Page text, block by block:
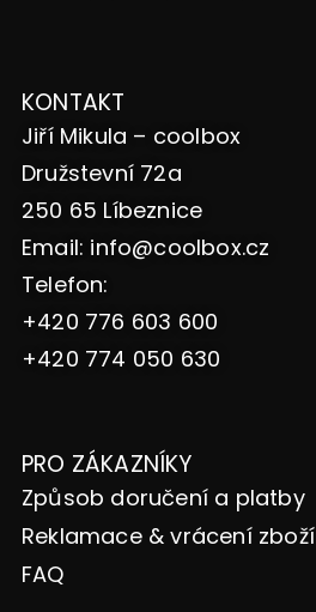
KONTAKT
Jiří Mikula – coolbox
Družstevní 72a
250 65 Líbeznice
Email: info@coolbox.cz
Telefon:
+420 776 603 600
+420 774 050 630
PRO ZÁKAZNÍKY
Způsob doručení a platby
Reklamace & vrácení zboží
FAQ